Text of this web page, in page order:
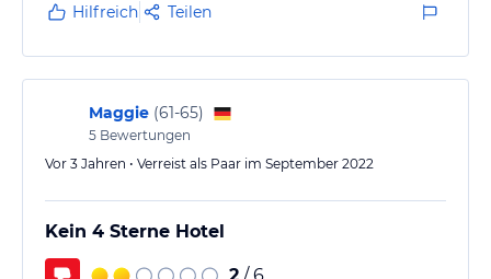
Hilfreich Teilen
Maggie (61-65)
5 Bewertungen
Vor 3 Jahren • Verreist als Paar im September 2022
Kein 4 Sterne Hotel